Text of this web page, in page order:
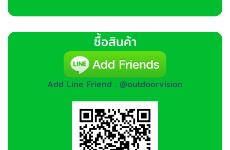
ซื้อสินค้า
Add Line Friend : @outdoorvision